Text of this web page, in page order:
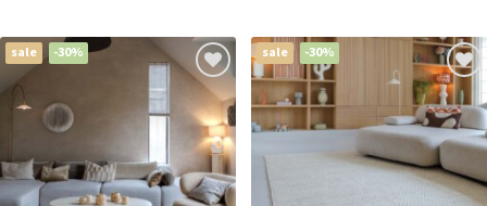
sale -30% sale -30%